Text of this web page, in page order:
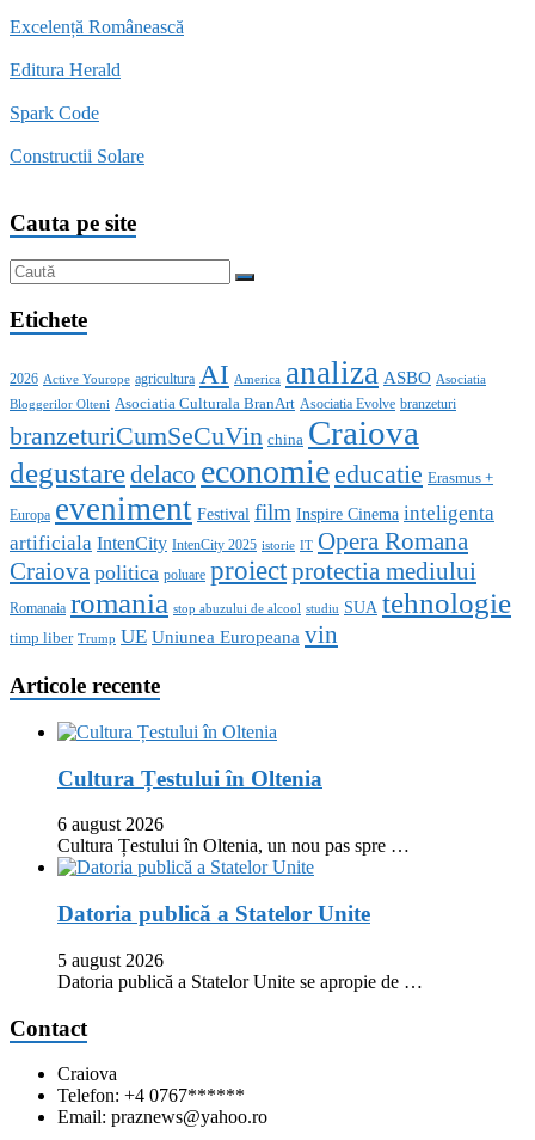
Excelență Românească
Editura Herald
Spark Code
Constructii Solare
Cauta pe site
Etichete
2026 Active Yourope agricultura AI America analiza ASBO Asociatia
Bloggerilor Olteni Asociatia Culturala BranArt Asociatia Evolve branzeturi
branzeturiCumSeCuVin china Craiova
degustaredelaco economieeducatie Erasmus +
Europa eveniment Festival film Inspire Cinema inteligenta
artificiala IntenCity IntenCity 2025 istorie IT Opera Romana
Craiova politica poluare proiectprotectia mediului
Romanaia romania stop abuzului de alcool studiu SUA tehnologie
timp liber Trump UE Uniunea Europeana vin
Articole recente
Cultura Țestului în Oltenia
6 august 2026
Cultura Țestului în Oltenia, un nou pas spre …
Datoria publică a Statelor Unite
5 august 2026
Datoria publică a Statelor Unite se apropie de …
Contact
Craiova
Telefon: +4 0767******
Email: praznews@yahoo.ro